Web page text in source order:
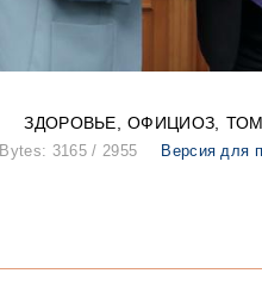
ЗДОРОВЬЕ ОФИЦИОЗ
Bytes: 3165 / 2955 Версия для